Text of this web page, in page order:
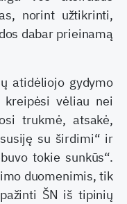
norint užtikrinti,
dabar prieinamą
atidėliojo gydymo
kreipėsi vėliau nei
trukmė, atsakė,
su širdimi“ ir
tokie sunkūs“.
duomenimis, tik
ŠN iš tipinių